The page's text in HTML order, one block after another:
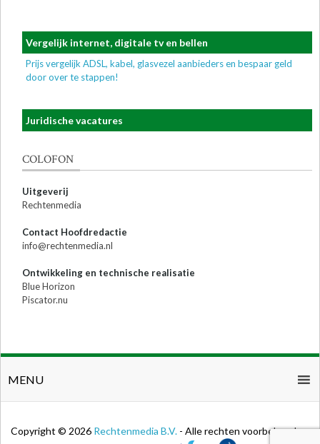
Vergelijk internet, digitale tv en bellen
Prijs vergelijk ADSL, kabel, glasvezel aanbieders en bespaar geld
door over te stappen!
Juridische vacatures
COLOFON
Uitgeverij
Rechtenmedia
Contact Hoofdredactie
info@rechtenmedia.nl
Ontwikkeling en technische realisatie
Blue Horizon
Piscator.nu
MENU
Copyright © 2026 Rechtenmedia B.V. - Alle rechten voorbehouden.